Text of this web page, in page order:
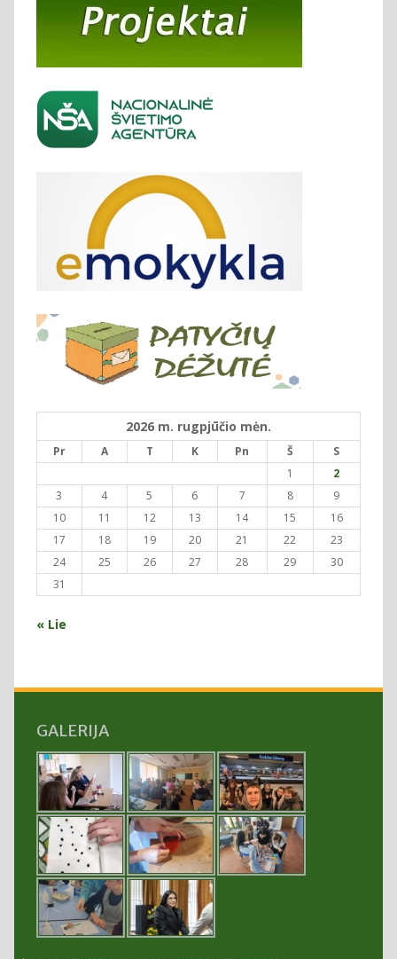
2026 m. rugpjūčio mėn.
Pr A T K Pn Š
S
1
2
3
4 5 6 7 8
9
10
11 12 13 14 15
16
17
18 19 20 21 22
23
24
25 26 27 28 29
30
31
« Lie
GALERIJA